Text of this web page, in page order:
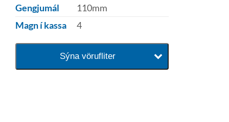
Gengjumál
110mm
Magn í kassa
4
Sýna vörufliter